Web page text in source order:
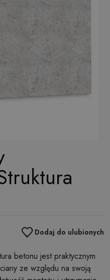
Dodaj do ulubionych
betonu jest praktycznym
ze względu na swoją